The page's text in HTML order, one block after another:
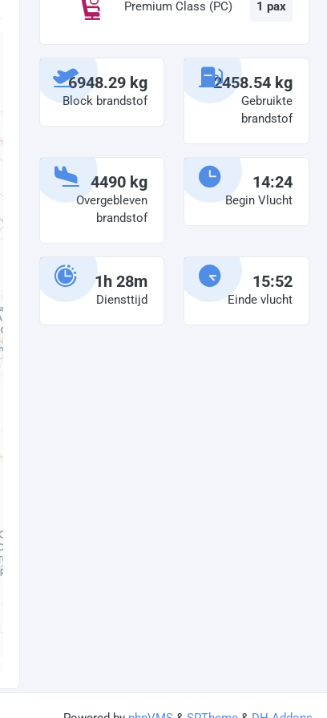
Premium Class (PC) 1 pax
6948.29 kg
Block brandstof
2458.54 kg
Gebruikte
brandstof
4490 kg
Overgebleven
brandstof
14:24
Begin Vlucht
1h 28m
Diensttijd
15:52
Einde vlucht